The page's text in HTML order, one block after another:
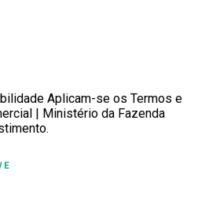
Aplicam-se os Termos e
| Ministério da Fazenda